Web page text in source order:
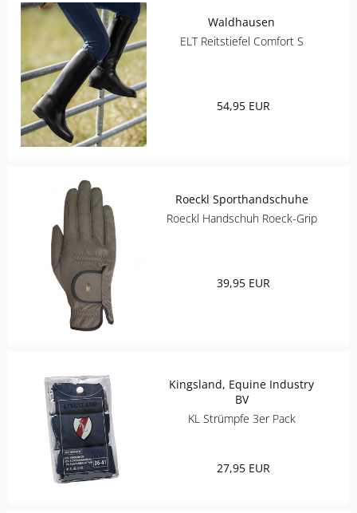
Waldhausen
ELT Reitstiefel Comfort S
54,95 EUR
Roeckl Sporthandschuhe
Roeckl Handschuh Roeck-Grip
39,95 EUR
Kingsland, Equine Industry
BV
KL Strümpfe 3er Pack
27,95 EUR